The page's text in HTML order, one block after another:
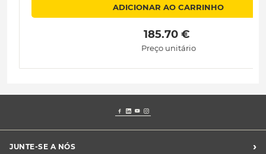
ADICIONAR AO CARRINHO
185.70 €
Preço unitário
JUNTE-SE A NÓS ›